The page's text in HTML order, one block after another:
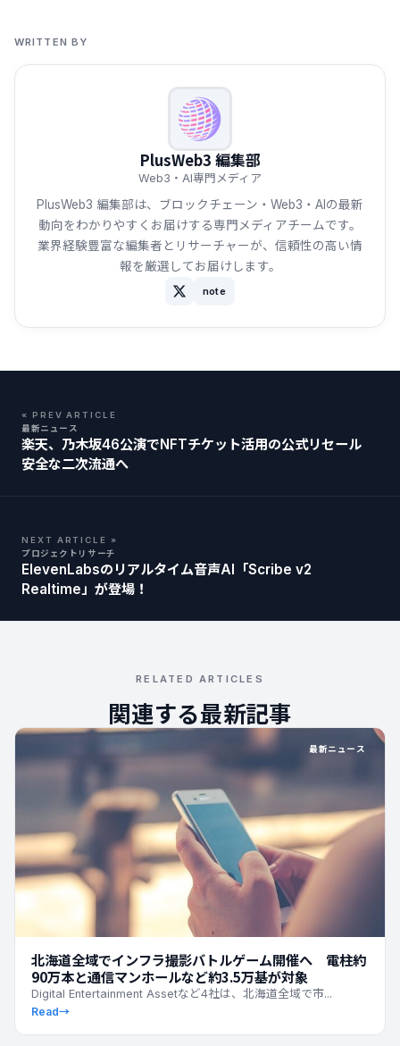
WRITTEN BY
PlusWeb3 編集部
Web3・AI専門メディア
PlusWeb3 編集部は、ブロックチェーン・Web3・AIの最新
動向をわかりやすくお届けする専門メディアチームです。
業界経験豊富な編集者とリサーチャーが、信頼性の高い情
報を厳選してお届けします。
note
« PREV ARTICLE
最新ニュース
楽天、乃木坂46公演でNFTチケット活用の公式リセール
安全な二次流通へ
NEXT ARTICLE »
プロジェクトリサーチ
ElevenLabsのリアルタイム音声AI「Scribe v2
Realtime」が登場！
RELATED ARTICLES
関連する最新記事
最新ニュース
北海道全域でインフラ撮影バトルゲーム開催へ 電柱約
90万本と通信マンホールなど約3.5万基が対象
Digital Entertainment Assetなど4社は、北海道全域で市...
Read→